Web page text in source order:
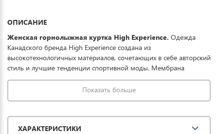
ОПИСАНИЕ
Женская горнолыжная куртка High Experience. Одежда
Канадского бренда High Experience создана из
высокотехнологичных материалов, сочетающих в себе авторский
стиль и лучшие тенденции спортивной моды. Мембрана
15000/15000 защищает от мокрого снега, порывистого ветра и
ледяного дождя, дополнительно ткань обработана
водоотталкивающей пропиткой, что в целом обеспечивает
необходимом комфорте. Тонкий и легкий
утеплитель выдерживает температурный режим до -40°.
Показать больше
ХАРАКТЕРИСТИКИ